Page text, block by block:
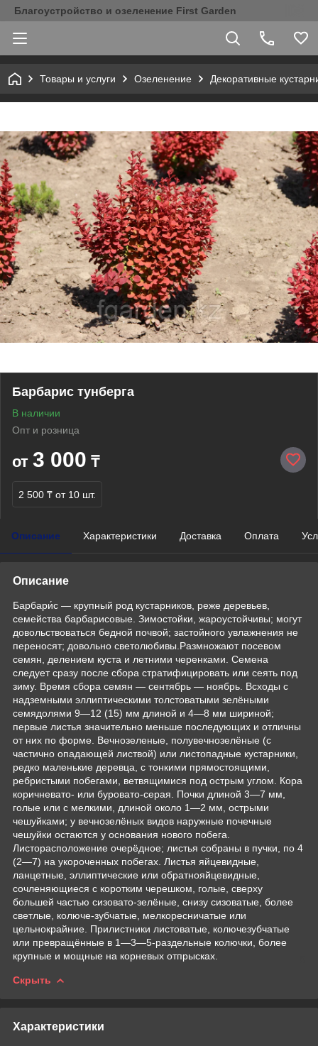
Благоустройство и озеленение First Garden
Товары и услуги Озеленение Декоративные
Барбарис тунберга
В наличии
Опт и розница
от 3 000 ₸
2 500 ₸ от 10 шт.
Описание Характеристики Доставка Оплата
Описание
Барбари́с — крупный род кустарников, реже деревьев,
семейства барбарисовые. Зимостойки, жароустойчивы; могут
довольствоваться бедной почвой; застойного увлажнения не
переносят; довольно светолюбивы.Размножают посевом
семян, делением куста и летними черенками. Семена
следует сразу после сбора стратифицировать или сеять под
зиму. Время сбора семян — сентябрь — ноябрь. Всходы с
надземными эллиптическими толстоватыми зелёными
семядолями 9—12 (15) мм длиной и 4—8 мм шириной;
первые листья значительно меньше последующих и отличны
от них по форме. Вечнозеленые, полувечнозелёные (с
частично опадающей листвой) или листопадные кустарники,
редко маленькие деревца, с тонкими прямостоящими,
ребристыми побегами, ветвящимися под острым углом. Кора
коричневато- или буровато-серая. Почки длиной 3—7 мм,
голые или с мелкими, длиной около 1—2 мм, острыми
чешуйками; у вечнозелёных видов наружные почечные
чешуйки остаются у основания нового побега.
Листорасположение очерёдное; листья собраны в пучки, по 4
(2—7) на укороченных побегах. Листья яйцевидные,
ланцетные, эллиптические или обратнояйцевидные,
сочленяющиеся с коротким черешком, голые, сверху
большей частью сизовато-зелёные, снизу сизоватые, более
светлые, колюче-зубчатые, мелкоресничатые или
цельнокрайние. Прилистники листоватые, колючезубчатые
или превращённые в 1—3—5-раздельные колючки, более
крупные и мощные на корневых отпрысках.
Скрыть
Характеристики